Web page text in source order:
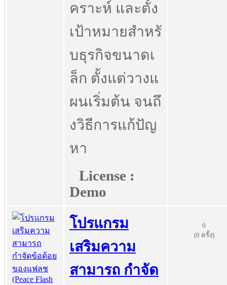
คราะห์ และตั้ง
เป้าหมายสำหรั
บธุรกิจขนาดเ
ล็ก ตั้งแต่วางแ
ผนเริ่มต้น จนถึ
งวิธีการแก้ปัญ
หา
License :
Demo
โปรแกรม
เสริมความ
สามารถ กำจัด
0
(0 ครั้ง)